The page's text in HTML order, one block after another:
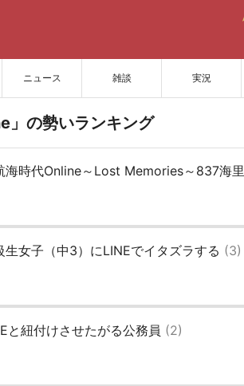
ニュース 雑談 実況
」の勢いランキング
海時代Online～Lost Memories～837海里
生女子（中3）にLINEでイタズラする (3)
と紐付けさせたがる公務員 (2)